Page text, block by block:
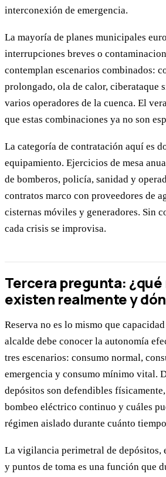
interconexión de emergencia.
La mayoría de planes municipales
interrupciones breves o
contemplan escenarios combinados:
prolongado, ola de calor, ciberataque
varios operadores de la cuenca. El
que estas combinaciones ya no son
La categoría de contratación aquí es
equipamiento. Ejercicios de mesa
de bomberos, policía, sanidad y
contratos marco con proveedores de
cisternas móviles y generadores. Sin
cada crisis se improvisa.
Tercera pregunta:
existen realmente y
Reserva no es lo mismo que
alcalde debe conocer la autonomía
tres escenarios: consumo normal,
emergencia y consumo mínimo vital.
depósitos son defendibles
bombeo eléctrico continuo y cuáles
régimen aislado durante cuánto
La vigilancia perimetral de depósitos,
y puntos de toma es una función que